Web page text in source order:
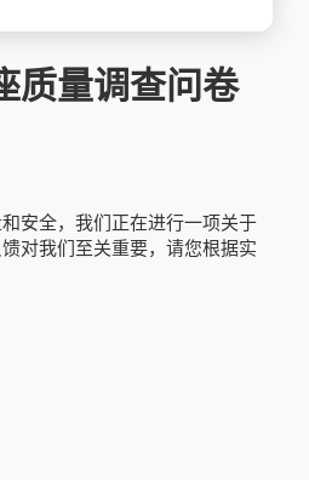
质量调查问卷
安全，我们正在进行一项关于
对我们至关重要，请您根据实